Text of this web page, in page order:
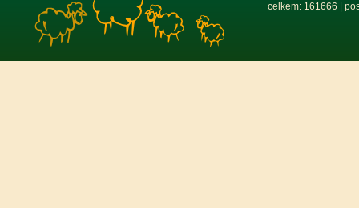
celkem: 161666 |